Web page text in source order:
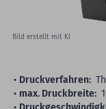
Bild erstellt mit KI
Druckverfahren:
max. Druckbreite: